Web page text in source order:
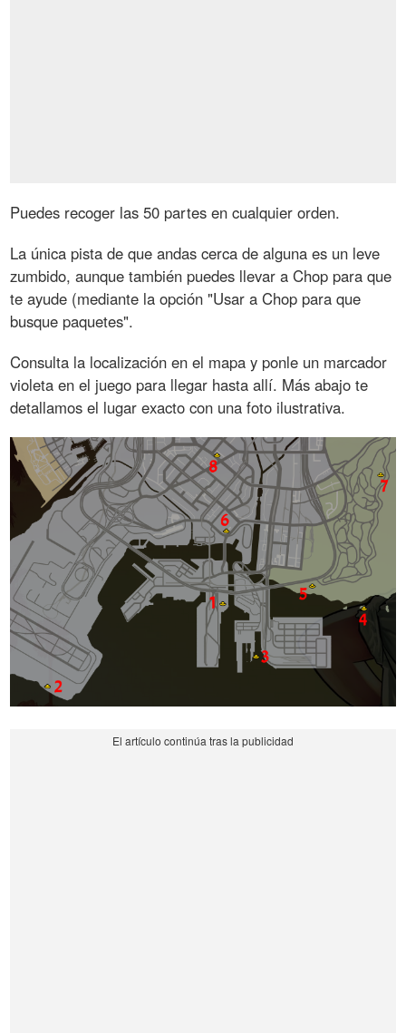
Puedes recoger las 50 partes en cualquier orden.
La única pista de que andas cerca de alguna es un leve
zumbido, aunque también puedes llevar a Chop para que
te ayude (mediante la opción "Usar a Chop para que
busque paquetes".
Consulta la localización en el mapa y ponle un marcador
violeta en el juego para llegar hasta allí. Más abajo te
detallamos el lugar exacto con una foto ilustrativa.